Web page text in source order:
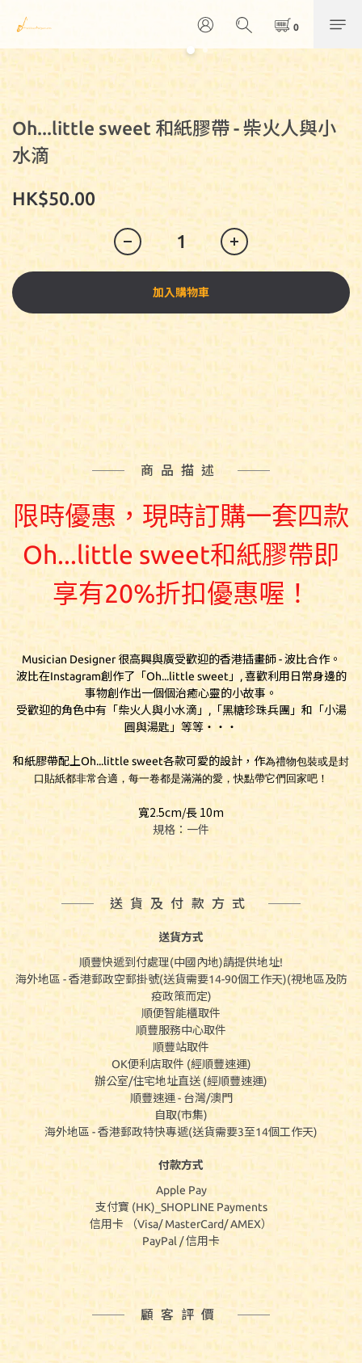
Oh...little sweet 和紙膠帶 - 柴火人與小
水滴
HK$50.00
加入購物車
商品描述
限時優惠，現時訂購一套四款
Oh...little sweet和紙膠帶即
享有20%折扣優惠喔！
Musician Designer 很高興與廣受歡迎的香港插畫師 - 波比合作。
波比在Instagram創作了「Oh...little sweet」, 喜歡利用日常身邊的
事物創作出一個個治癒心靈的小故事。
受歡迎的角色中有「柴火人與小水滴」,「黑糖珍珠兵團」和「小湯
圓與湯匙」等等‧‧‧
和紙膠帶配上Oh...little sweet各款可愛的設計，作為禮物包裝或是封
口貼紙都非常合適，每一卷都是滿滿的愛，快點帶它們回家吧！
寬2.5cm/長 10m
規格：一件
送貨及付款方式
送貨方式
順豐快遞到付處理(中國內地)請提供地址!
海外地區 - 香港郵政空郵掛號(送貨需要14-90個工作天)(視地區及防
疫政策而定)
順便智能櫃取件
順豐服務中心取件
順豐站取件
OK便利店取件 (經順豐速運)
辦公室/住宅地址直送 (經順豐速運)
順豐速運 - 台灣/澳門
自取(市集)
海外地區 - 香港郵政特快專遞(送貨需要3至14個工作天)
付款方式
Apple Pay
支付寶 (HK)_SHOPLINE Payments
信用卡 （Visa/ MasterCard/ AMEX）
PayPal / 信用卡
顧客評價